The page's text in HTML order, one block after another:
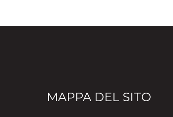
MAPPA DEL SITO